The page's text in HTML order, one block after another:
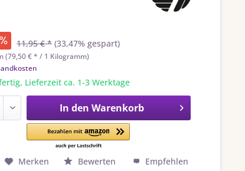
11,95 € * (33,47% gespart)
(79,50 € * / 1 Kilogramm)
Lieferzeit ca. 1-3 Werktage
In den Warenkorb
Merken Bewerten Empfehlen